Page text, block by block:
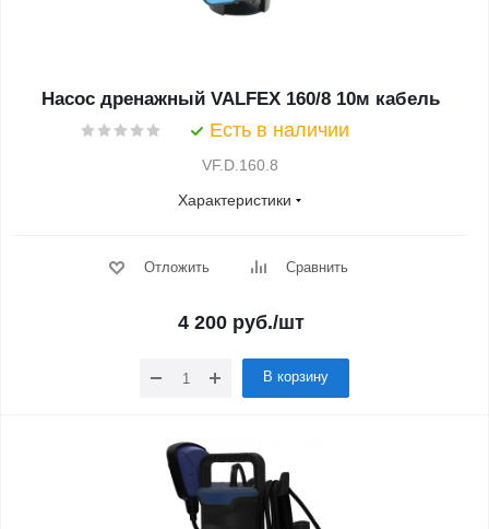
Насос дренажный VALFEX 160/8 10м кабель
Есть в наличии
VF.D.160.8
Характеристики
Отложить Сравнить
4 200руб./шт
В корзину